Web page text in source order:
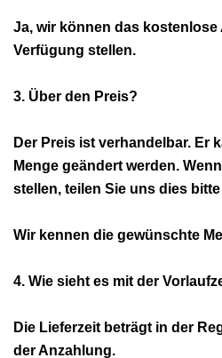
Ja, wir können das kostenlose
Verfügung stellen.
3. Über den Preis?
Der Preis ist verhandelbar. Er
Menge geändert werden.
stellen, teilen Sie uns dies
Wir kennen die gewünschte
4. Wie sieht es mit der
Die Lieferzeit beträgt in der
der Anzahlung.